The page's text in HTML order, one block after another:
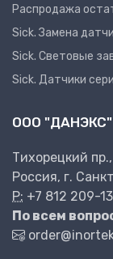
Распродажа
Sick. Замена
Sick. Световые
Sick. Датчики
ООО "ДАНЭКС"
Тихорецкий
Россия, г.
P: +7 812 209-
По всем